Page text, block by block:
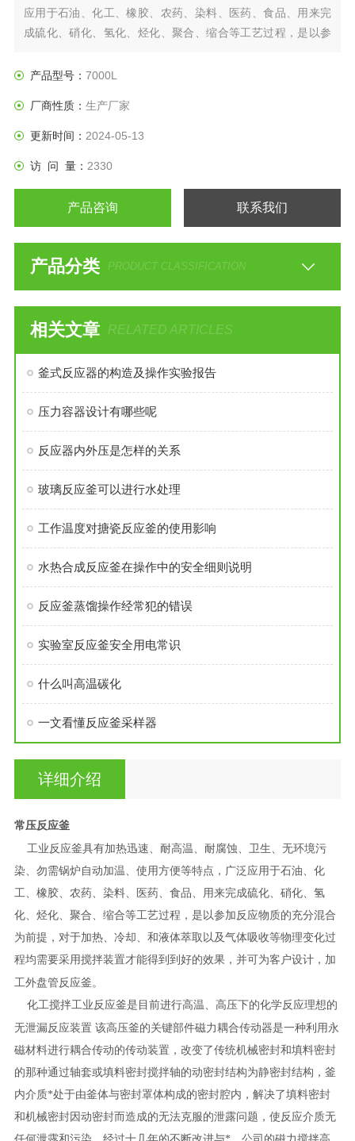
应用于石油、化工、橡胶、农药、染料、医药、食品、用来完
成硫化、硝化、氢化、烃化、聚合、缩合等工艺过程，是以参
以及气体吸收等物理变化过程均需要采用搅拌装置才能得到到
产品型号： 7000L
厂商性质： 生产厂家
更新时间： 2024-05-13
访 问 量： 2330
产品咨询 联系我们
产品分类 PRODUCT CLASSIFICATION
相关文章 RELATED ARTICLES
釜式反应器的构造及操作实验报告
压力容器设计有哪些呢
反应器内外压是怎样的关系
玻璃反应釜可以进行水处理
工作温度对搪瓷反应釜的使用影响
水热合成反应釜在操作中的安全细则说明
反应釜蒸馏操作经常犯的错误
实验室反应釜安全用电常识
什么叫高温碳化
一文看懂反应釜采样器
详细介绍
常压反应釜
工业反应釜具有加热迅速、耐高温、耐腐蚀、卫生、无环境污
染、勿需锅炉自动加温、使用方便等特点，广泛应用于石油、化
工、橡胶、农药、染料、医药、食品、用来完成硫化、硝化、氢
化、烃化、聚合、缩合等工艺过程，是以参加反应物质的充分混合
为前提，对于加热、冷却、和液体萃取以及气体吸收等物理变化过
程均需要采用搅拌装置才能得到到好的效果，并可为客户设计，加
工外盘管反应釜。
化工搅拌工业反应釜是目前进行高温、高压下的化学反应理想的
无泄漏反应装置 该高压釜的关键部件磁力耦合传动器是一种利用永
磁材料进行耦合传动的传动装置，改变了传统机械密封和填料密封
的那种通过轴套或填料密封搅拌轴的动密封结构为静密封结构，釜
内介质*处于由釜体与密封罩体构成的密封腔内，解决了填料密封
和机械密封因动密封而造成的无法克服的泄露问题，使反应介质无